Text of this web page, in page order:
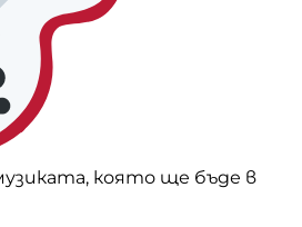
която ще бъде в